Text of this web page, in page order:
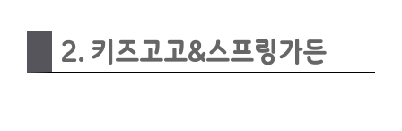
2. 키즈고고&스프링가든